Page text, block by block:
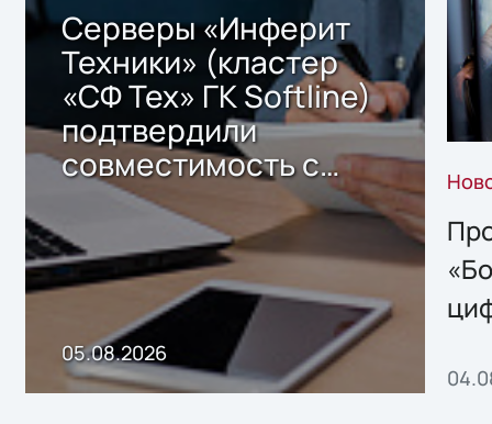
Серверы «Инферит
Техники» (кластер
«СФ Тех» ГК Softline)
подтвердили
совместимость с
решением Sharx
Storage 2.x для
хранения данных
05.08.2026